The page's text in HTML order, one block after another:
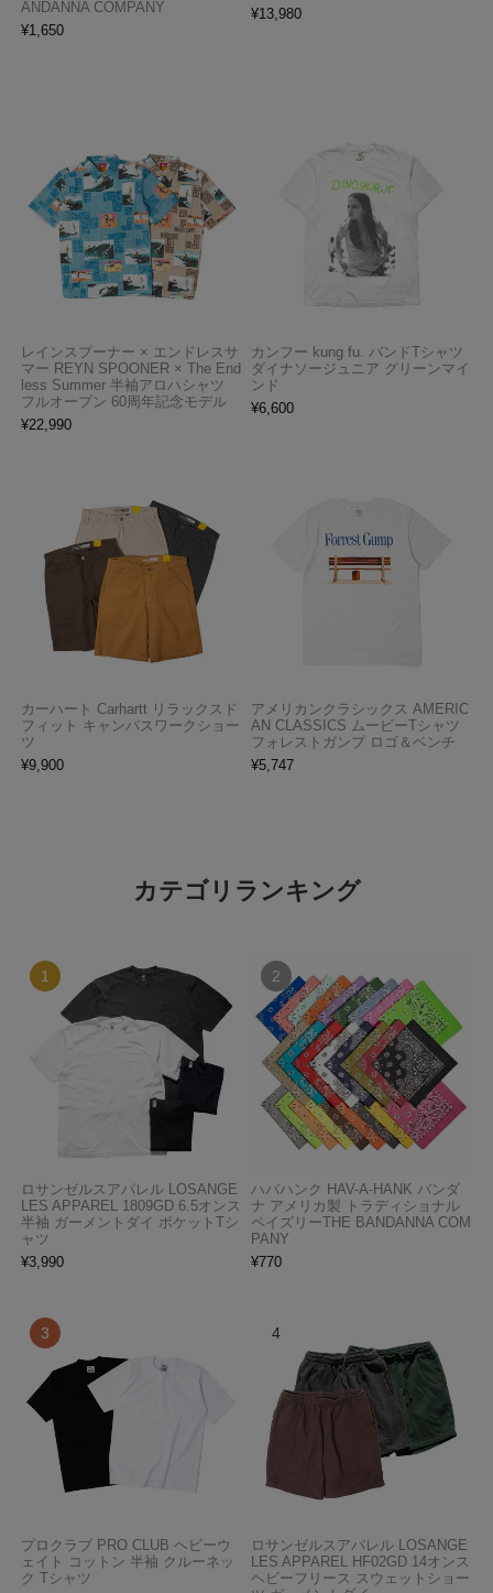
ANDANNA COMPANY
¥1,650
¥13,980
レインスプーナー × エンドレスサ
マー REYN SPOONER × The End
less Summer 半袖アロハシャツ
フルオープン 60周年記念モデル
¥22,990
カンフー kung fu. バンドTシャツ
ダイナソージュニア グリーンマイ
ンド
¥6,600
カーハート Carhartt リラックスド
フィット キャンバスワークショー
ツ
¥9,900
アメリカンクラシックス AMERIC
AN CLASSICS ムービーTシャツ
フォレストガンプ ロゴ＆ベンチ
¥5,747
カテゴリランキング
ロサンゼルスアパレル LOSANGE
LES APPAREL 1809GD 6.5オンス
半袖 ガーメントダイ ポケットTシ
ャツ
¥3,990
ハバハンク HAV-A-HANK バンダ
ナ アメリカ製 トラディショナル
ペイズリーTHE BANDANNA COM
PANY
¥770
プロクラブ PRO CLUB ヘビーウ
ェイト コットン 半袖 クルーネッ
ク Tシャツ
ロサンゼルスアパレル LOSANGE
LES APPAREL HF02GD 14オンス
ヘビーフリース スウェットショー